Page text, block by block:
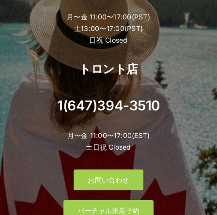
月〜金 11:00〜17:00(PST)
土13:00〜17:00(PST)
日祝 Closed
トロント店
1(647)394-3510
月〜金 11:00〜17:00(EST)
土日祝 Closed
お問い合わせ
バーチャル来店予約